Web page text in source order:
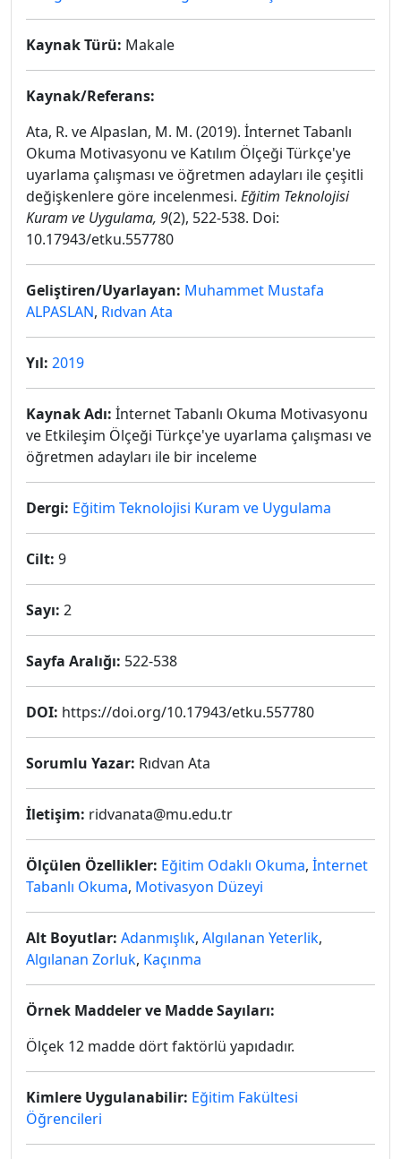
Kaynak Türü: Makale
Kaynak/Referans:
Ata, R. ve Alpaslan, M. M. (2019). İnternet Tabanlı
Okuma Motivasyonu ve Katılım Ölçeği Türkçe'ye
uyarlama çalışması ve öğretmen adayları ile çeşitli
değişkenlere göre incelenmesi. Eğitim Teknolojisi
Kuram ve Uygulama, 9(2), 522-538. Doi:
10.17943/etku.557780
Geliştiren/Uyarlayan: Muhammet Mustafa
ALPASLAN, Rıdvan Ata
Yıl: 2019
Kaynak Adı: İnternet Tabanlı Okuma Motivasyonu
ve Etkileşim Ölçeği Türkçe'ye uyarlama çalışması ve
öğretmen adayları ile bir inceleme
Dergi: Eğitim Teknolojisi Kuram ve Uygulama
Cilt: 9
Sayı: 2
Sayfa Aralığı: 522-538
DOI: https://doi.org/10.17943/etku.557780
Sorumlu Yazar: Rıdvan Ata
İletişim: ridvanata@mu.edu.tr
Ölçülen Özellikler: Eğitim Odaklı Okuma, İnternet
Tabanlı Okuma, Motivasyon Düzeyi
Alt Boyutlar: Adanmışlık, Algılanan Yeterlik,
Algılanan Zorluk, Kaçınma
Örnek Maddeler ve Madde Sayıları:
Ölçek 12 madde dört faktörlü yapıdadır.
Kimlere Uygulanabilir: Eğitim Fakültesi
Öğrencileri